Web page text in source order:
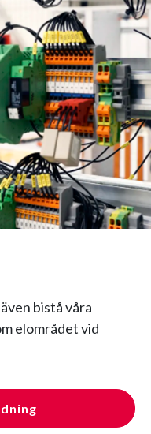
bistå våra
elområdet vid